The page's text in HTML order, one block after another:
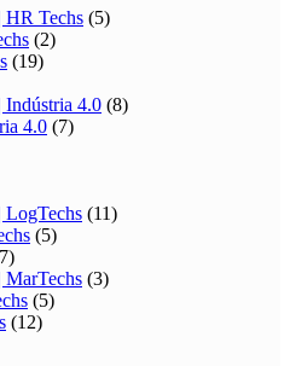
HR Techs (5)
(2)
(19)
Indústria 4.0 (8)
4.0 (7)
LogTechs (11)
(5)
MarTechs (3)
(5)
(12)